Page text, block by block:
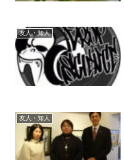
友人・知人
友人・知人